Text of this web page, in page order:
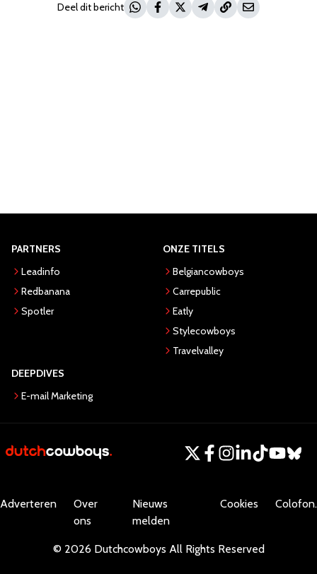
Deel dit bericht
PARTNERS
Leadinfo
Redbanana
Spotler
ONZE TITELS
Belgiancowboys
Carrepublic
Eatly
Stylecowboys
Travelvalley
DEEPDIVES
E-mail Marketing
Adverteren
Over
ons
Nieuws
melden
Cookies Colofon.
© 2026 Dutchcowboys All Rights Reserved